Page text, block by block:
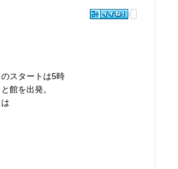
スタートは5時
館を出発。